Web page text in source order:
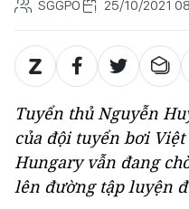
SGGPO 25/10/2021
Tuyển thủ Nguyễn
của đội tuyển bơi
Hungary vẫn đang
lên đường tập luyện